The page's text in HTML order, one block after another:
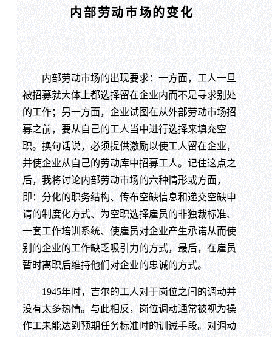
内部劳动市场的变化
内部劳动市场的出现要求：一方面，工人一旦
被招募就大体上都选择留在企业内而不是寻求别处
的工作；另一方面，企业试图在从外部劳动市场招
募之前，要从自己的工人当中进行选择来填充空
职。换句话说，必须提供激励以使工人留在企业，
并使企业从自己的劳动库中招募工人。记住这点之
后，我将讨论内部劳动市场的六种情形或方面，
即：分化的职务结构、传布空缺信息和递交空缺申
请的制度化方式、为空职选择雇员的非独裁标准、
一套工作培训系统、使雇员对企业产生承诺从而使
别的企业的工作缺乏吸引力的方式，最后，在雇员
暂时离职后维持他们对企业的忠诚的方式。
1945年时，吉尔的工人对于岗位之间的调动并
没有太多热情。与此相反，岗位调动通常被视为操
作工未能达到预期任务标准时的训诫手段。对调动